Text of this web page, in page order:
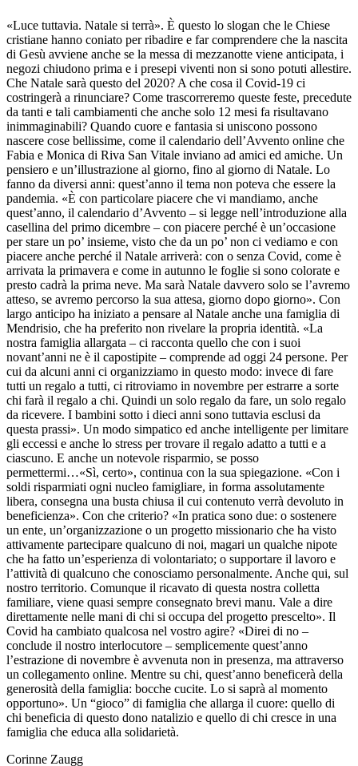
«Luce tuttavia. Natale si terrà». È questo lo slogan che le Chiese
cristiane hanno coniato per ribadire e far comprendere che la nascita
di Gesù avviene anche se la messa di mezzanotte viene anticipata, i
negozi chiudono prima e i presepi viventi non si sono potuti allestire.
Che Natale sarà questo del 2020? A che cosa il Covid-19 ci
costringerà a rinunciare? Come trascorreremo queste feste, precedute
da tanti e tali cambiamenti che anche solo 12 mesi fa risultavano
inimmaginabili? Quando cuore e fantasia si uniscono possono
nascere cose bellissime, come il calendario dell’Avvento online che
Fabia e Monica di Riva San Vitale inviano ad amici ed amiche. Un
pensiero e un’illustrazione al giorno, fino al giorno di Natale. Lo
fanno da diversi anni: quest’anno il tema non poteva che essere la
pandemia. «È con particolare piacere che vi mandiamo, anche
quest’anno, il calendario d’Avvento – si legge nell’introduzione alla
casellina del primo dicembre – con piacere perché è un’occasione
per stare un po’ insieme, visto che da un po’ non ci vediamo e con
piacere anche perché il Natale arriverà: con o senza Covid, come è
arrivata la primavera e come in autunno le foglie si sono colorate e
presto cadrà la prima neve. Ma sarà Natale davvero solo se l’avremo
atteso, se avremo percorso la sua attesa, giorno dopo giorno». Con
largo anticipo ha iniziato a pensare al Natale anche una famiglia di
Mendrisio, che ha preferito non rivelare la propria identità. «La
nostra famiglia allargata – ci racconta quello che con i suoi
novant’anni ne è il capostipite – comprende ad oggi 24 persone. Per
cui da alcuni anni ci organizziamo in questo modo: invece di fare
tutti un regalo a tutti, ci ritroviamo in novembre per estrarre a sorte
chi farà il regalo a chi. Quindi un solo regalo da fare, un solo regalo
da ricevere. I bambini sotto i dieci anni sono tuttavia esclusi da
questa prassi». Un modo simpatico ed anche intelligente per limitare
gli eccessi e anche lo stress per trovare il regalo adatto a tutti e a
ciascuno. E anche un notevole risparmio, se posso
permettermi…«Sì, certo», continua con la sua spiegazione. «Con i
soldi risparmiati ogni nucleo famigliare, in forma assolutamente
libera, consegna una busta chiusa il cui contenuto verrà devoluto in
beneficienza». Con che criterio? «In pratica sono due: o sostenere
un ente, un’organizzazione o un progetto missionario che ha visto
attivamente partecipare qualcuno di noi, magari un qualche nipote
che ha fatto un’esperienza di volontariato; o supportare il lavoro e
l’attività di qualcuno che conosciamo personalmente. Anche qui, sul
nostro territorio. Comunque il ricavato di questa nostra colletta
familiare, viene quasi sempre consegnato brevi manu. Vale a dire
direttamente nelle mani di chi si occupa del progetto prescelto». Il
Covid ha cambiato qualcosa nel vostro agire? «Direi di no –
conclude il nostro interlocutore – semplicemente quest’anno
l’estrazione di novembre è avvenuta non in presenza, ma attraverso
un collegamento online. Mentre su chi, quest’anno beneficerà della
generosità della famiglia: bocche cucite. Lo si saprà al momento
opportuno». Un “gioco” di famiglia che allarga il cuore: quello di
chi beneficia di questo dono natalizio e quello di chi cresce in una
famiglia che educa alla solidarietà.
Corinne Zaugg